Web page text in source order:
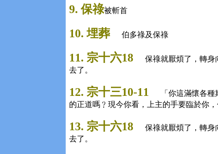
9. 保祿被斬首
10. 埋葬 伯多祿及保祿
11. 宗十六18
保祿就厭煩了，轉身
去了。
12. 宗十三10-11
「你這滿懷各
的正道嗎﹖現今你看，上主的手要臨於你
13. 宗十六18
保祿就厭煩了，轉身
去了。